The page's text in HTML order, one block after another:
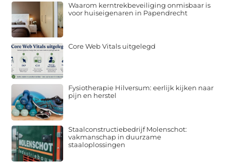
Waarom kerntrekbeveiliging onmisbaar is
voor huiseigenaren in Papendrecht
Core Web Vitals uitgelegd
Fysiotherapie Hilversum: eerlijk kijken naar
pijn en herstel
Staalconstructiebedrijf Molenschot:
vakmanschap in duurzame
staaloplossingen